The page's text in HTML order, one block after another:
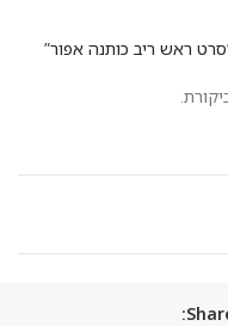
ראש ריב כותנה אפור”